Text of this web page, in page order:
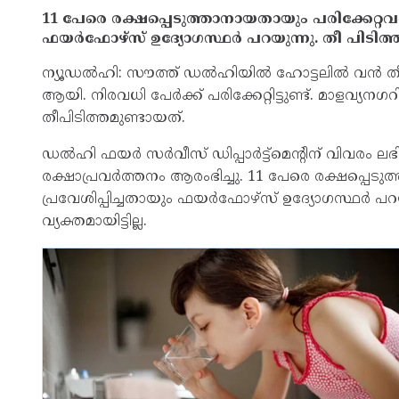
11 പേരെ രക്ഷപ്പെടുത്താനായതായും
ഫയര്‍ഫോഴ്‌സ് ഉദ്യോഗസ്ഥര്‍ പറയുന്നു. തീ
ന്യൂഡല്‍ഹി: സൗത്ത് ഡല്‍ഹിയില്‍ ഹോട്ടലില്‍ വന്‍
ആയി. നിരവധി പേര്‍ക്ക് പരിക്കേറ്റിട്ടുണ്ട്.
തീപിടിത്തമുണ്ടായത്.
ഡല്‍ഹി ഫയര്‍ സര്‍വീസ് ഡിപ്പാര്‍ട്ട്‌മെന്റിന് വിവരം
രക്ഷാപ്രവര്‍ത്തനം ആരംഭിച്ചു. 11 പേരെ
പ്രവേശിപ്പിച്ചതായും ഫയര്‍ഫോഴ്‌സ് ഉദ്യോഗസ്ഥര്‍
വ്യക്തമായിട്ടില്ല.